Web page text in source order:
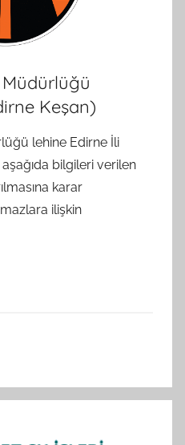
Keşan)
lehine Edirne İli
bilgileri verilen
karar
ilişkin